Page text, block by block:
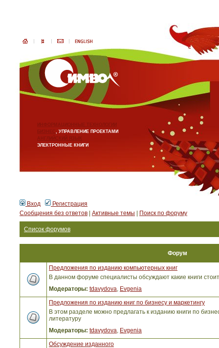
ИНФОРМАЦИОННЫЕ ТЕХНОЛОГИИ
БИЗНЕС, УПРАВЛЕНИЕ ПРОЕКТАМИ
АНГЛИЙСКИЙ ЯЗЫК
ЭЛЕКТРОННЫЕ КНИГИ
Вход
Регистрация
Сообщения без ответов
Активные темы Поиск по форуму
Список форумов
Форум
Предложения по изданию компьютерных книг
В данном форуме специалисты обсуждают какие книги
Модераторы: tdavydova, Evgenia
Предложения по изданию книг по бизнесу и маркетингу
В этом разделе можно предлагать к изданию книги по
литературу
Модераторы: tdavydova, Evgenia
Обсуждение изданного